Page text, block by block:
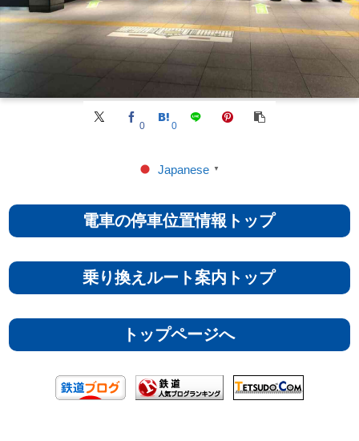
0 0
Japanese ▼
電車の停車位置情報トップ
乗り換えルート案内トップ
トップページへ